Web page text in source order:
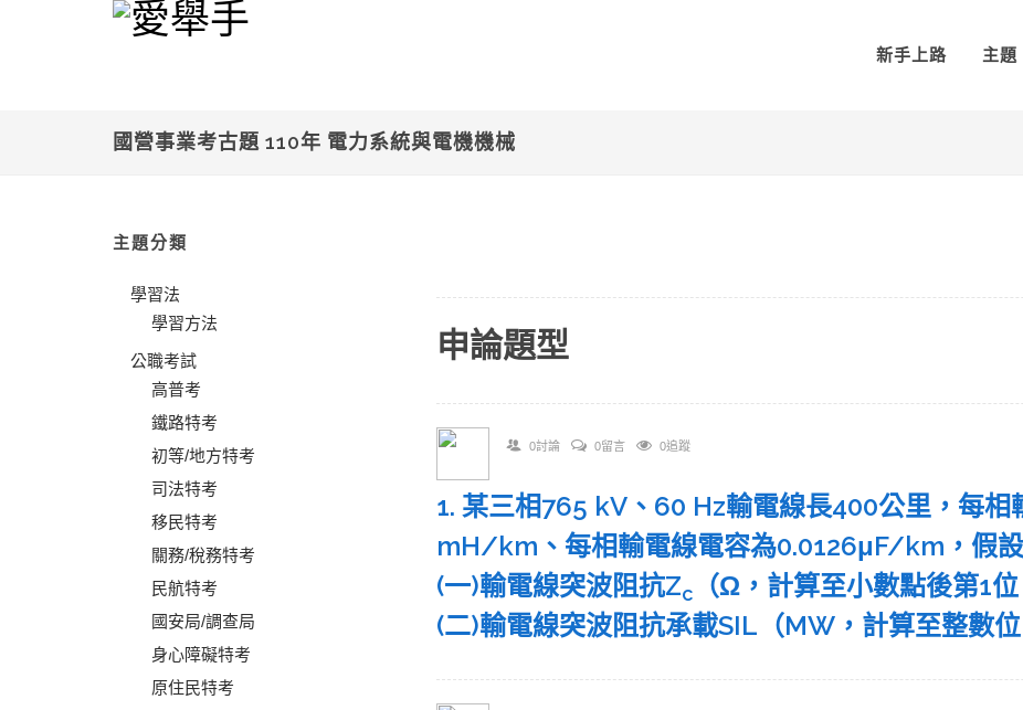
新手上路 主題
國營事業考古題 110年 電力系統與電機機械
主題分類
學習法
學習方法
公職考試
高普考
鐵路特考
初等/地方特考
司法特考
移民特考
關務/稅務特考
民航特考
國安局/調查局
身心障礙特考
原住民特考
申論題型
0討論 0留言 0追蹤
1. 某三相765 kV、60 Hz輸電線長400公里，每相
mH/km、每相輸電線電容為0.0126μF/km，假設
(一)輸電線突波阻抗Zc（Ω，計算至小數點後第1
(二)輸電線突波阻抗承載SIL（MW，計算至整數